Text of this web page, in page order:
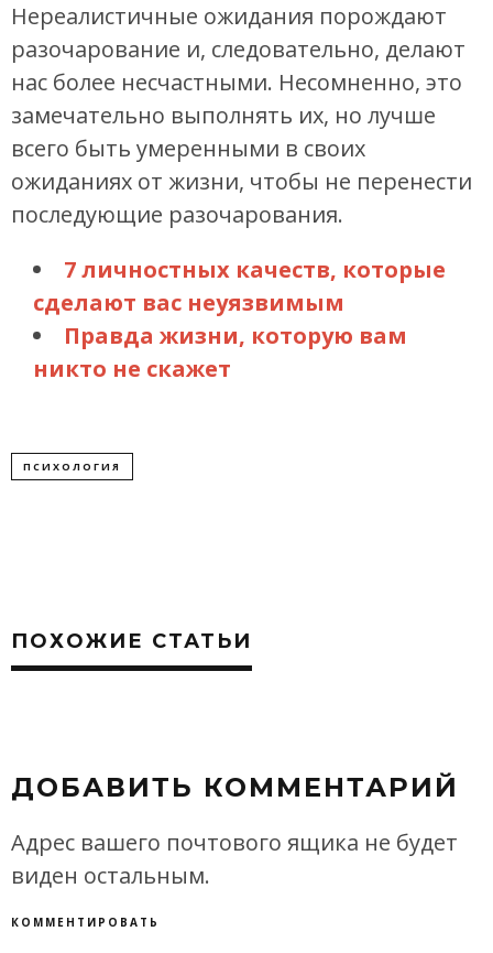
Нереалистичные ожидания порождают
разочарование и, следовательно, делают
нас более несчастными. Несомненно, это
замечательно выполнять их, но лучше
всего быть умеренными в своих
ожиданиях от жизни, чтобы не перенести
последующие разочарования.
7 личностных качеств, которые
сделают вас неуязвимым
Правда жизни, которую вам
никто не скажет
ПСИХОЛОГИЯ
ПОХОЖИЕ СТАТЬИ
ДОБАВИТЬ КОММЕНТАРИЙ
Адрес вашего почтового ящика не будет
виден остальным.
КОММЕНТИРОВАТЬ